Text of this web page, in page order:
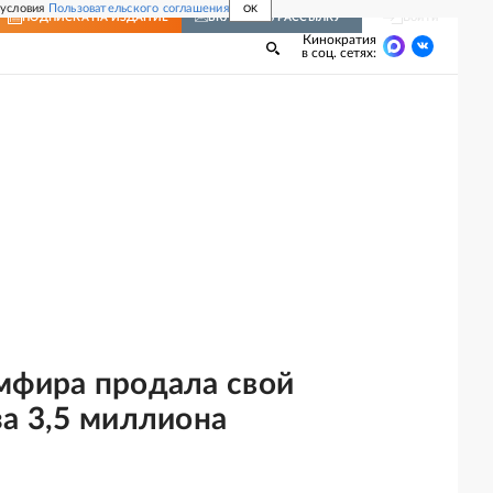
Пользовательского соглашения OK
ПОДПИСКА НА ИЗДАНИЕ ВКЛЮЧИТЬ РАССЫЛКУ
Кинократия
в соц. сетях:
продала свой
3,5 миллиона